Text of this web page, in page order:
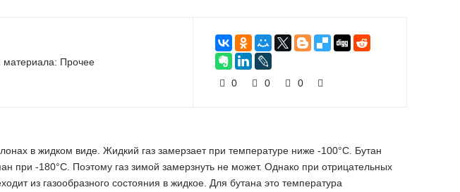
материала: Прочее
0
0 0
в жидком виде. Жидкий газ замерзает при температуре ниже -100°С. Бутан
при -180°С. Поэтому газ зимой замерзнуть не может. Однако при отрицательных
из газообразного состояния в жидкое. Для бутана это температура